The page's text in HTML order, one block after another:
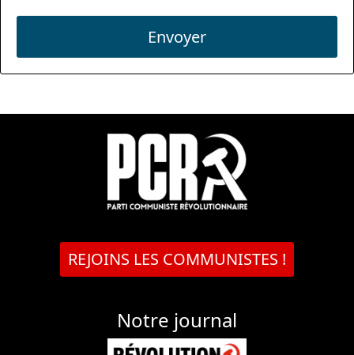
Envoyer
REJOINS LES COMMUNISTES !
Notre journal